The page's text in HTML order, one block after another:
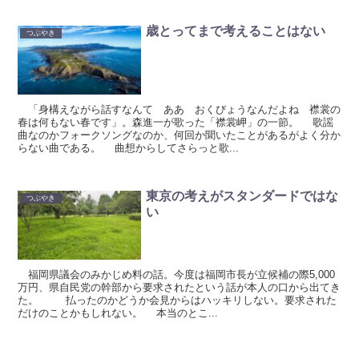
つぶやき 歳とってまで考えることはない
「身構えながら話すなんて ああ おくびょうなんだよね 襟裳の
春は何もない春です」。森進一が歌った「襟裳岬」の一節。 歌謡
曲なのかフォークソングなのか、何回か聞いたことがあるがよく分か
らない曲である。 曲想からしてさらっと歌...
つぶやき
東京の考えがスタンダードではな
い
福岡県議会のみかじめ料の話。今度は福岡市長が立候補の際5,000
万円、県自民党の幹部から要求されたという話が本人の口から出てき
た。 払ったのかどうか会見からはハッキリしない。要求された
だけのことかもしれない。 本当のとこ...